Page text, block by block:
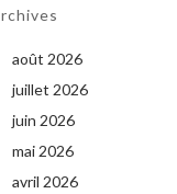
août 2026
juillet 2026
juin 2026
mai 2026
avril 2026